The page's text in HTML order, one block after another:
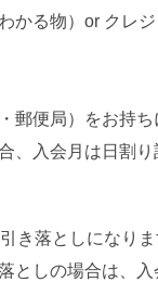
かる物）or クレ
郵便局）をお持
、入会月は日割り
き落としになり
しの場合は、入